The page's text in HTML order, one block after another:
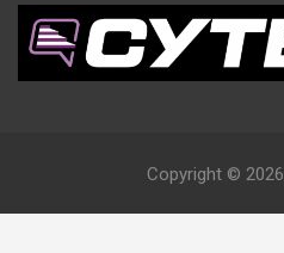
Copyright © 2026